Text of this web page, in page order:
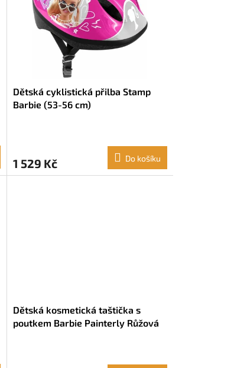
Dětská cyklistická přilba Stamp
Barbie (53-56 cm)
1 529 Kč Do košíku
Dětská kosmetická taštička s
poutkem Barbie Painterly Růžová